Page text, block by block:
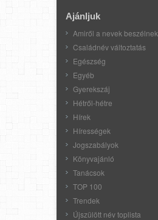
Ajánljuk
Amiről a nevek beszélnek
Családnév változtatás
Egészség
Egyéb
Gyerekszáj
Hétről-hétre
Hírek
Hírességek
Jogszabályok
Könyvajánló
Tanácsok
TOP 100
Trendek
Újszülött név toplista